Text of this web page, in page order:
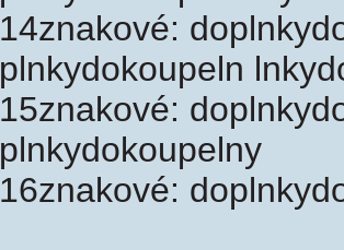
14znakové:
plnkydokoupeln
15znakové:
plnkydokoupelny
16znakové: